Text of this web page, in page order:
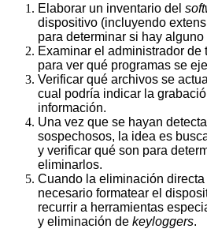
Elaborar un inventario del
dispositivo (incluyendo
para determinar si hay
Examinar el administrador
para ver qué programas se
Verificar qué archivos se
cual podría indicar la
información.
Una vez que se hayan
sospechosos, la idea es
y verificar qué son para
eliminarlos.
Cuando la eliminación
necesario formatear el
recurrir a herramientas
y eliminación de keyloggers.